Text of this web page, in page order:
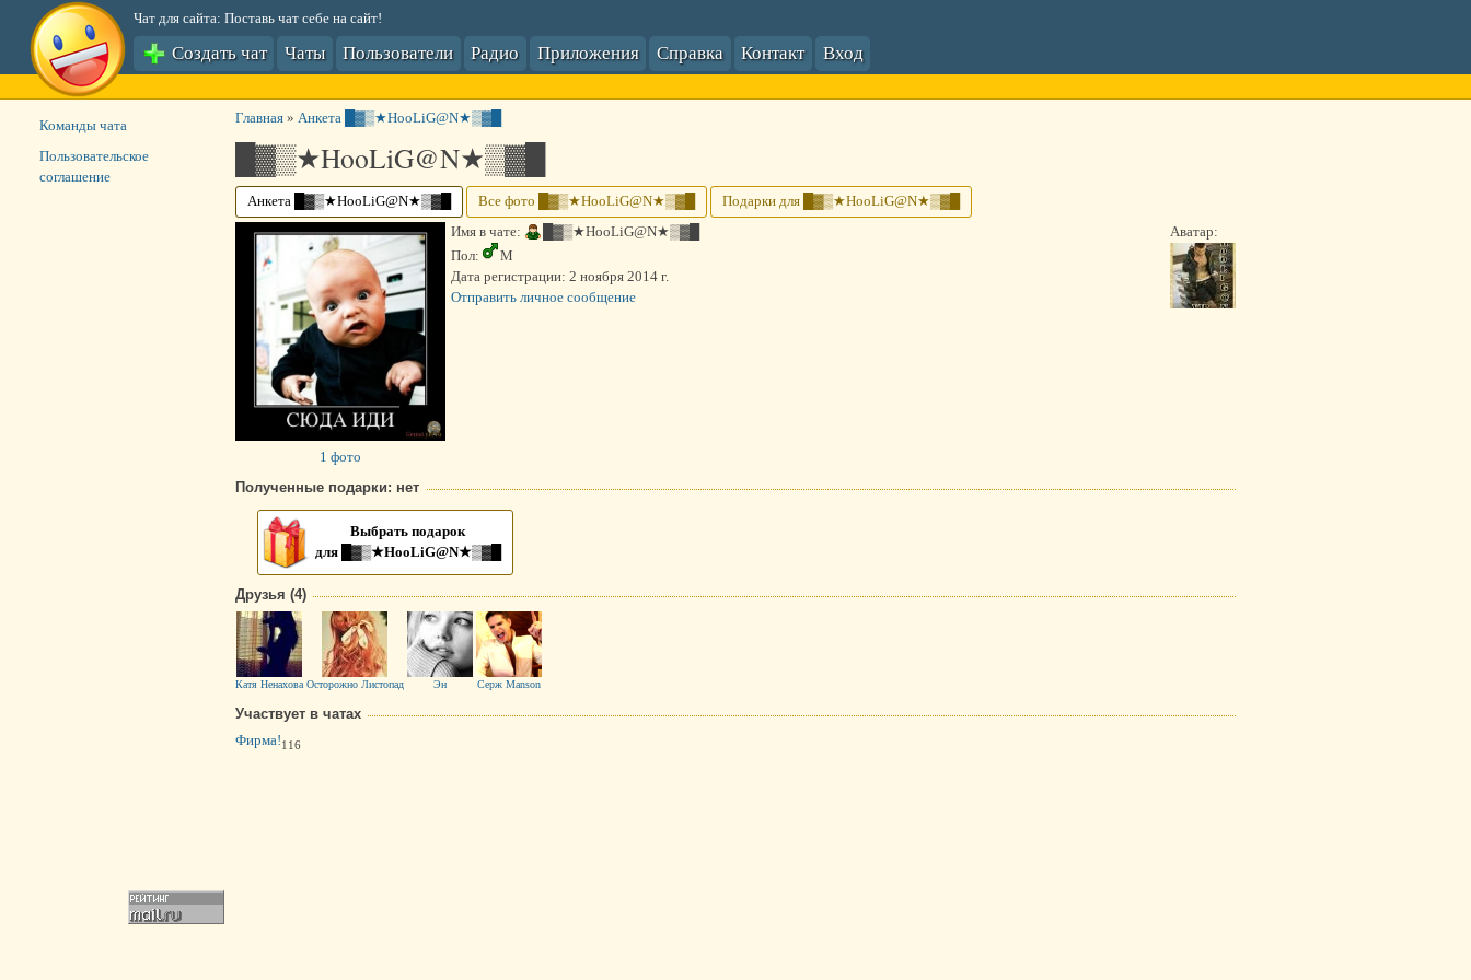
Чат для сайта: Поставь чат себе на сайт!
Создать чат Чаты Пользователи Радио Приложения Справка Контакт Вход
Главная» Анкета █▓▒★HooLiG@N★▒▓█
█▓▒★HooLiG@N★▒▓█
Анкета █▓▒★HooLiG@N★▒▓█ Все фото █▓▒★HooLiG@N★▒▓█
Подарки для █▓▒★HooLiG@N★▒▓█
Аватар:
1 фото
Имя в чате:
█▓▒★HooLiG@N★▒▓█
Пол:
М
Дата регистрации: 2 ноября 2014 г.
Отправить личное сообщение
Полученные подарки: нет
Выбрать подарок
для █▓▒★HooLiG@N★▒▓█
Друзья (4)
Катя Ненахова Осторожно Листопад Эн Серж Manson
Участвует в чатах
Фирма!116
Команды чата
Пользовательское
соглашение